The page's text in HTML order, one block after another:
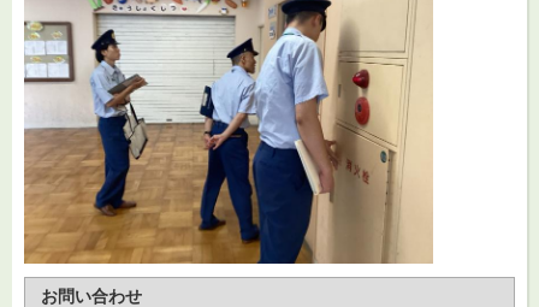
お問い合わせ